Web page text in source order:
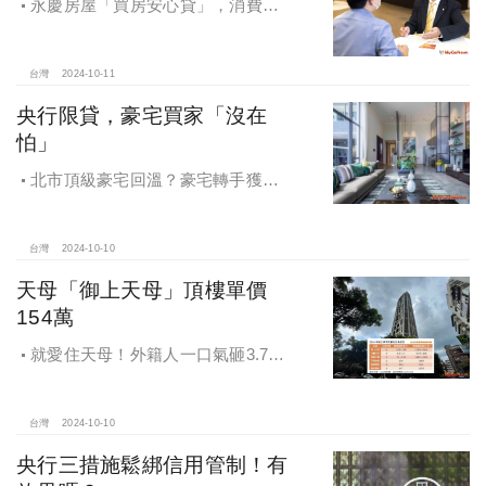
永慶房屋「買房安心貸」，消費者
產交易安全
台灣 2024-10-11
央行限貸，豪宅買家「沒在
怕」
北市頂級豪宅回溫？豪宅轉手獲利
台灣 2024-10-10
天母「御上天母」頂樓單價
154萬
就愛住天母！外籍人一口氣砸3.78
台灣 2024-10-10
央行三措施鬆綁信用管制！有